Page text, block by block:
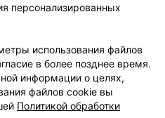
покрытием за
персонализированных
использования файлов
в более позднее время.
информации о целях,
файлов cookie вы
Политикой обработки